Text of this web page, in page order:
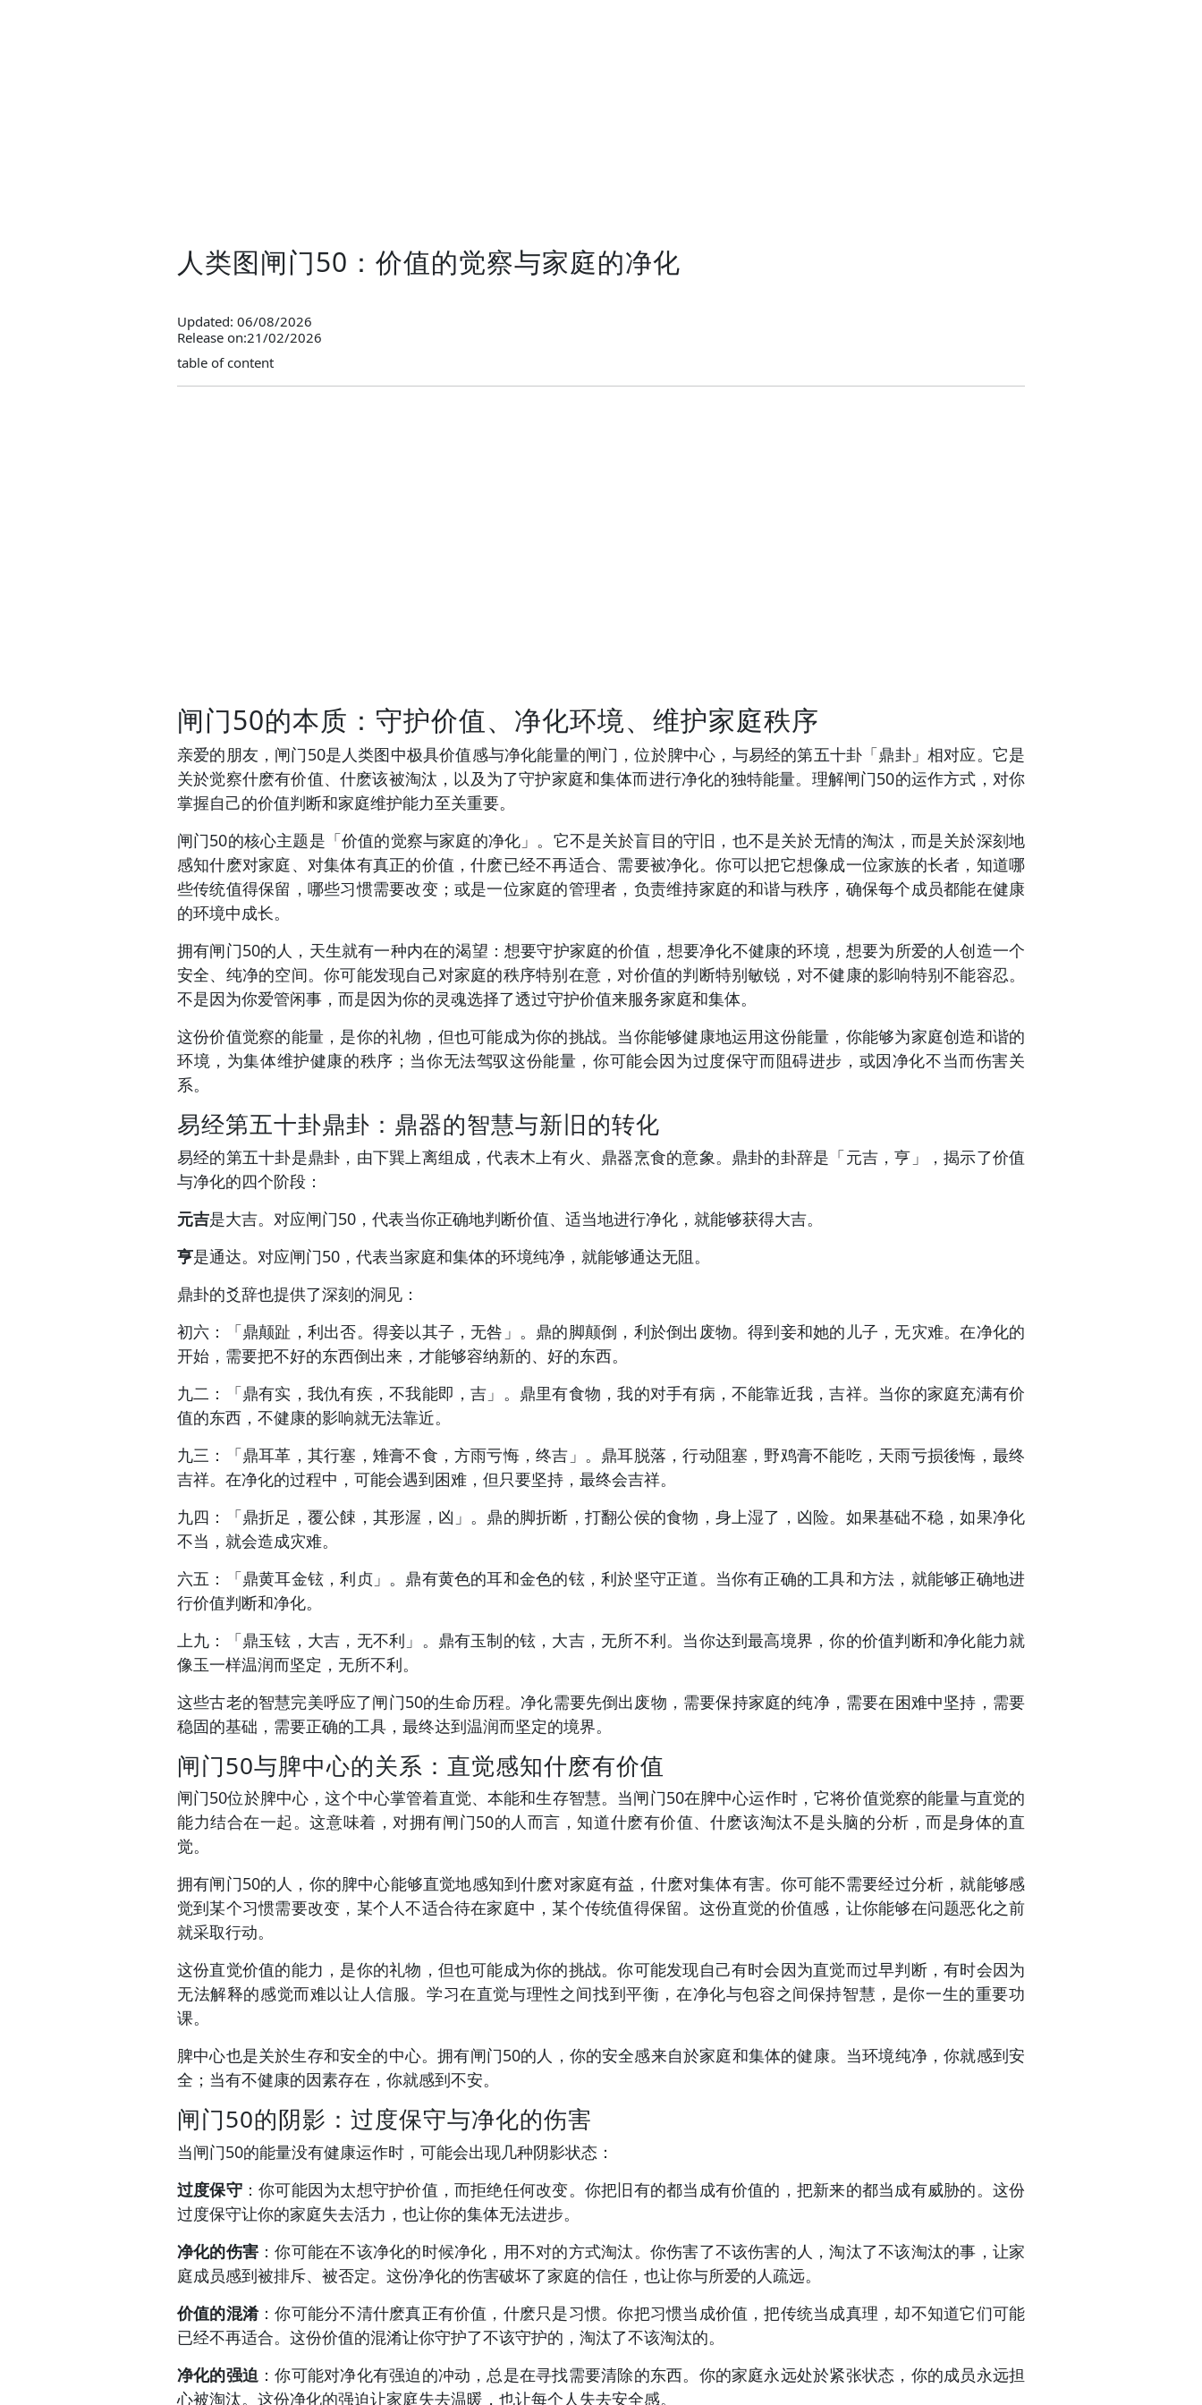
人类图闸门50：价值的觉察与家庭的净化
Updated: 06/08/2026
Release on:21/02/2026
table of content
闸门50的本质：守护价值、净化环境、维护家庭秩序
亲爱的朋友，闸门50是人类图中极具价值感与净化能量的闸门，位於脾中心，与易经的第五十卦「鼎卦」相对应。它是
关於觉察什麽有价值、什麽该被淘汰，以及为了守护家庭和集体而进行净化的独特能量。理解闸门50的运作方式，对你
掌握自己的价值判断和家庭维护能力至关重要。
闸门50的核心主题是「价值的觉察与家庭的净化」。它不是关於盲目的守旧，也不是关於无情的淘汰，而是关於深刻地
感知什麽对家庭、对集体有真正的价值，什麽已经不再适合、需要被净化。你可以把它想像成一位家族的长者，知道哪
些传统值得保留，哪些习惯需要改变；或是一位家庭的管理者，负责维持家庭的和谐与秩序，确保每个成员都能在健康
的环境中成长。
拥有闸门50的人，天生就有一种内在的渴望：想要守护家庭的价值，想要净化不健康的环境，想要为所爱的人创造一个
安全、纯净的空间。你可能发现自己对家庭的秩序特别在意，对价值的判断特别敏锐，对不健康的影响特别不能容忍。
不是因为你爱管闲事，而是因为你的灵魂选择了透过守护价值来服务家庭和集体。
这份价值觉察的能量，是你的礼物，但也可能成为你的挑战。当你能够健康地运用这份能量，你能够为家庭创造和谐的
环境，为集体维护健康的秩序；当你无法驾驭这份能量，你可能会因为过度保守而阻碍进步，或因净化不当而伤害关
系。
易经第五十卦鼎卦：鼎器的智慧与新旧的转化
易经的第五十卦是鼎卦，由下巽上离组成，代表木上有火、鼎器烹食的意象。鼎卦的卦辞是「元吉，亨」，揭示了价值
与净化的四个阶段：
元吉是大吉。对应闸门50，代表当你正确地判断价值、适当地进行净化，就能够获得大吉。
亨是通达。对应闸门50，代表当家庭和集体的环境纯净，就能够通达无阻。
鼎卦的爻辞也提供了深刻的洞见：
初六：「鼎颠趾，利出否。得妾以其子，无咎」。鼎的脚颠倒，利於倒出废物。得到妾和她的儿子，无灾难。在净化的
开始，需要把不好的东西倒出来，才能够容纳新的、好的东西。
九二：「鼎有实，我仇有疾，不我能即，吉」。鼎里有食物，我的对手有病，不能靠近我，吉祥。当你的家庭充满有价
值的东西，不健康的影响就无法靠近。
九三：「鼎耳革，其行塞，雉膏不食，方雨亏悔，终吉」。鼎耳脱落，行动阻塞，野鸡膏不能吃，天雨亏损後悔，最终
吉祥。在净化的过程中，可能会遇到困难，但只要坚持，最终会吉祥。
九四：「鼎折足，覆公餗，其形渥，凶」。鼎的脚折断，打翻公侯的食物，身上湿了，凶险。如果基础不稳，如果净化
不当，就会造成灾难。
六五：「鼎黄耳金铉，利贞」。鼎有黄色的耳和金色的铉，利於坚守正道。当你有正确的工具和方法，就能够正确地进
行价值判断和净化。
上九：「鼎玉铉，大吉，无不利」。鼎有玉制的铉，大吉，无所不利。当你达到最高境界，你的价值判断和净化能力就
像玉一样温润而坚定，无所不利。
这些古老的智慧完美呼应了闸门50的生命历程。净化需要先倒出废物，需要保持家庭的纯净，需要在困难中坚持，需要
稳固的基础，需要正确的工具，最终达到温润而坚定的境界。
闸门50与脾中心的关系：直觉感知什麽有价值
闸门50位於脾中心，这个中心掌管着直觉、本能和生存智慧。当闸门50在脾中心运作时，它将价值觉察的能量与直觉的
能力结合在一起。这意味着，对拥有闸门50的人而言，知道什麽有价值、什麽该淘汰不是头脑的分析，而是身体的直
觉。
拥有闸门50的人，你的脾中心能够直觉地感知到什麽对家庭有益，什麽对集体有害。你可能不需要经过分析，就能够感
觉到某个习惯需要改变，某个人不适合待在家庭中，某个传统值得保留。这份直觉的价值感，让你能够在问题恶化之前
就采取行动。
这份直觉价值的能力，是你的礼物，但也可能成为你的挑战。你可能发现自己有时会因为直觉而过早判断，有时会因为
无法解释的感觉而难以让人信服。学习在直觉与理性之间找到平衡，在净化与包容之间保持智慧，是你一生的重要功
课。
脾中心也是关於生存和安全的中心。拥有闸门50的人，你的安全感来自於家庭和集体的健康。当环境纯净，你就感到安
全；当有不健康的因素存在，你就感到不安。
闸门50的阴影：过度保守与净化的伤害
当闸门50的能量没有健康运作时，可能会出现几种阴影状态：
过度保守：你可能因为太想守护价值，而拒绝任何改变。你把旧有的都当成有价值的，把新来的都当成有威胁的。这份
过度保守让你的家庭失去活力，也让你的集体无法进步。
净化的伤害 ：你可能在不该净化的时候净化，用不对的方式淘汰。你伤害了不该伤害的人，淘汰了不该淘汰的事，让家
庭成员感到被排斥、被否定。这份净化的伤害破坏了家庭的信任，也让你与所爱的人疏远。
价值的混淆：你可能分不清什麽真正有价值，什麽只是习惯。你把习惯当成价值，把传统当成真理，却不知道它们可能
已经不再适合。这份价值的混淆让你守护了不该守护的，淘汰了不该淘汰的。
净化的强迫 ：你可能对净化有强迫的冲动，总是在寻找需要清除的东西。你的家庭永远处於紧张状态，你的成员永远担
心被淘汰。这份净化的强迫让家庭失去温暖，也让每个人失去安全感。